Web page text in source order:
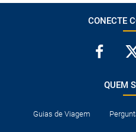
CONECTE
QUEM
Guias de Viagem